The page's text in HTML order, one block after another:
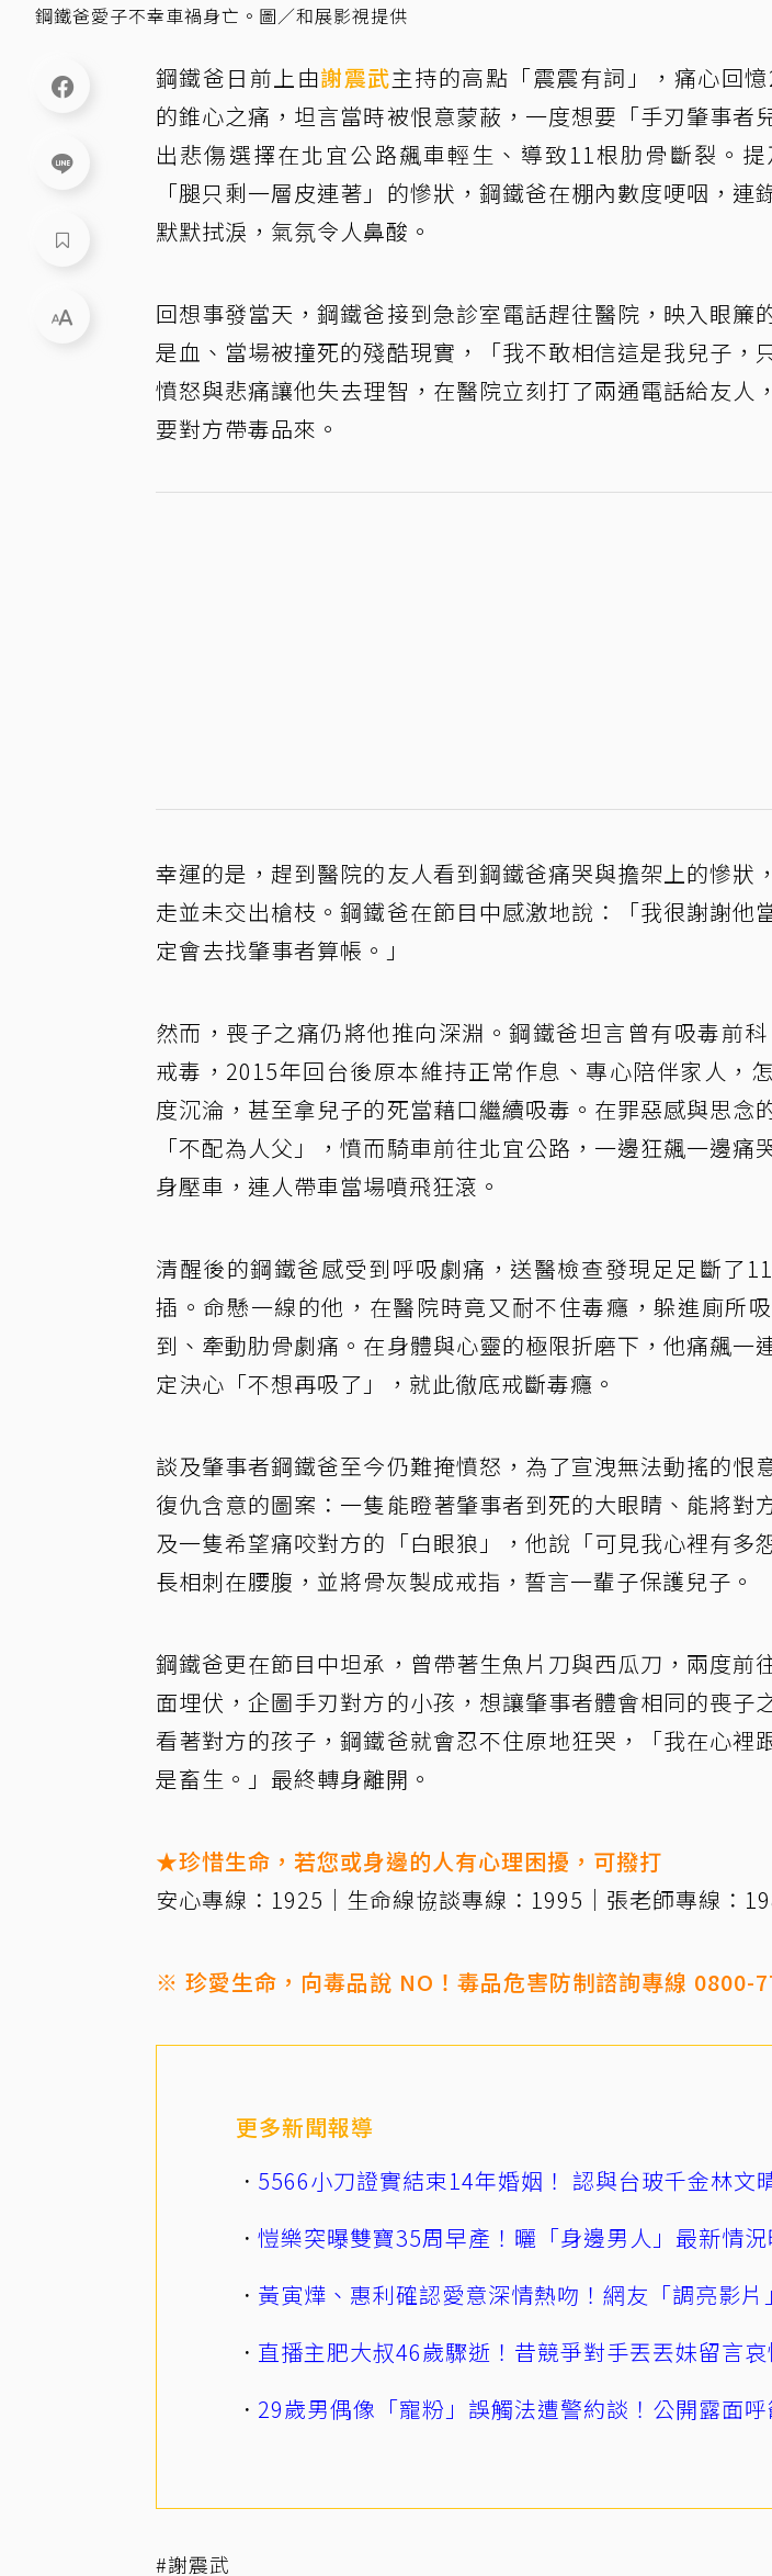
鋼鐵爸愛子不幸車禍身亡。圖／和展影視提供
鋼鐵爸日前上由謝震武主持的高點「震震有詞」，痛心回
的錐心之痛，坦言當時被恨意蒙蔽，一度想要「手刃肇事者
出悲傷選擇在北宜公路飆車輕生、導致11根肋骨斷裂。
「腿只剩一層皮連著」的慘狀，鋼鐵爸在棚內數度哽咽，連
默默拭淚，氣氛令人鼻酸。
回想事發當天，鋼鐵爸接到急診室電話趕往醫院，映入眼簾
是血、當場被撞死的殘酷現實，「我不敢相信這是我兒子，
憤怒與悲痛讓他失去理智，在醫院立刻打了兩通電話給友人
要對方帶毒品來。
幸運的是，趕到醫院的友人看到鋼鐵爸痛哭與擔架上的慘狀
走並未交出槍枝。鋼鐵爸在節目中感激地說：「我很謝謝他
定會去找肇事者算帳。」
然而，喪子之痛仍將他推向深淵。鋼鐵爸坦言曾有吸毒前
戒毒，2015年回台後原本維持正常作息、專心陪伴家人，
度沉淪，甚至拿兒子的死當藉口繼續吸毒。在罪惡感與思念
「不配為人父」，憤而騎車前往北宜公路，一邊狂飆一邊痛
身壓車，連人帶車當場噴飛狂滾。
清醒後的鋼鐵爸感受到呼吸劇痛，送醫檢查發現足足斷了
插。命懸一線的他，在醫院時竟又耐不住毒癮，躲進廁所
到、牽動肋骨劇痛。在身體與心靈的極限折磨下，他痛飆一
定決心「不想再吸了」，就此徹底戒斷毒癮。
談及肇事者鋼鐵爸至今仍難掩憤怒，為了宣洩無法動搖的恨
復仇含意的圖案：一隻能瞪著肇事者到死的大眼睛、能將對
及一隻希望痛咬對方的「白眼狼」，他說「可見我心裡有多
長相刺在腰腹，並將骨灰製成戒指，誓言一輩子保護兒子。
鋼鐵爸更在節目中坦承，曾帶著生魚片刀與西瓜刀，兩度前
面埋伏，企圖手刃對方的小孩，想讓肇事者體會相同的喪子
看著對方的孩子，鋼鐵爸就會忍不住原地狂哭，「我在心裡
是畜生。」最終轉身離開。
★珍惜生命，若您或身邊的人有心理困擾，可撥打
安心專線：1925｜生命線協談專線：1995｜張老師專線：
※ 珍愛生命，向毒品說 NO！毒品危害防制諮詢專線 0800-
更多新聞報導
5566小刀證實結束14年婚姻！ 認與台玻千金林文
愷樂突曝雙寶35周早產！曬「身邊男人」最新情況
黃寅燁、惠利確認愛意深情熱吻！網友「調亮影
直播主肥大叔46歲驟逝！昔競爭對手丟丟妹留言哀
29歲男偶像「寵粉」誤觸法遭警約談！公開露面
#謝震武